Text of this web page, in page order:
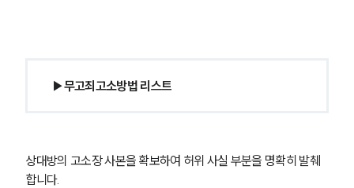
▶무고죄고소방법 리스트
상대방의 고소장 사본을 확보하여 허위 사실 부분을 명확히 발췌
합니다.